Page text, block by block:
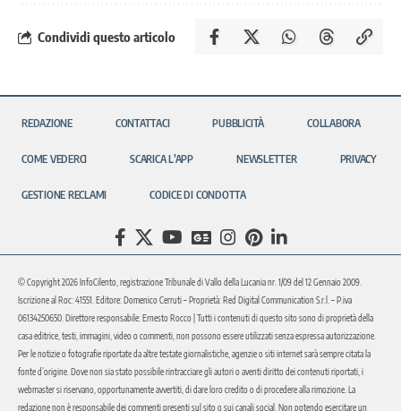
Condividi questo articolo
REDAZIONE CONTATTACI PUBBLICITÀ COLLABORA
COME VEDERCI SCARICA L’APP NEWSLETTER PRIVACY
GESTIONE RECLAMI CODICE DI CONDOTTA
© Copyright 2026 InfoCilento, registrazione Tribunale di Vallo della Lucania nr. 1/09 del 12 Gennaio 2009.
Iscrizione al Roc: 41551. Editore: Domenico Cerruti – Proprietà: Red Digital Communication S.r.l. – P.iva
06134250650. Direttore responsabile: Ernesto Rocco | Tutti i contenuti di questo sito sono di proprietà della
casa editrice, testi, immagini, video o commenti, non possono essere utilizzati senza espressa autorizzazione.
Per le notizie o fotografie riportate da altre testate giornalistiche, agenzie o siti internet sarà sempre citata la
fonte d’origine. Dove non sia stato possibile rintracciare gli autori o aventi diritto dei contenuti riportati, i
webmaster si riservano, opportunamente avvertiti, di dare loro credito o di procedere alla rimozione. La
redazione non è responsabile dei commenti presenti sul sito o sui canali social. Non potendo esercitare un